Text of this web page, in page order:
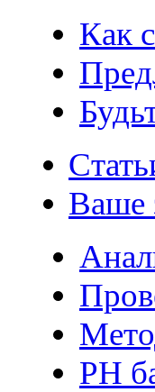
Как
Ваше
РH